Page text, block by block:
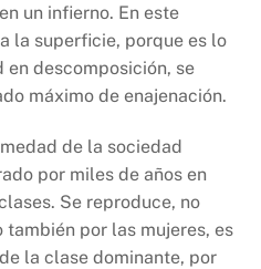
un infierno. En este
la superficie, porque es lo
en descomposición, se
máximo de enajenación.
de la sociedad
por miles de años en
Se reproduce, no
también por las mujeres, es
la clase dominante, por